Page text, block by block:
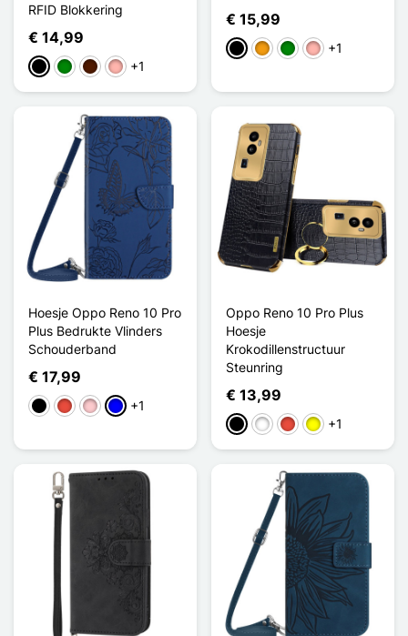
RFID Blokkering
€ 14,99
ZwartGroenDonkerbruin
Rose Goud
+1
€ 15,99
ZwartOranjeGroenRose Goud
+1
Hoesje Oppo Reno 10 Pro
Plus Bedrukte Vlinders
Schouderband
€ 17,99
ZwartRoodRozeBlauw
+1
Oppo Reno 10 Pro Plus
Hoesje
Krokodillenstructuur
Steunring
€ 13,99
ZwartWit RoodGeel+1